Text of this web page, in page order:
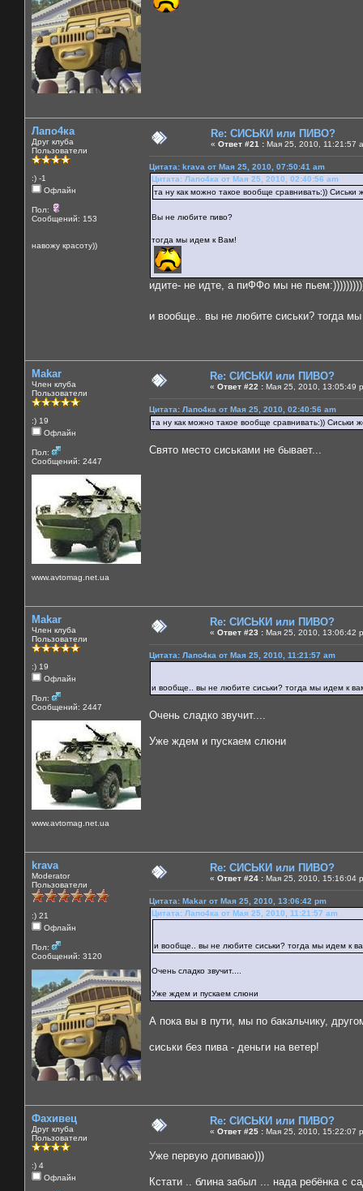
Лапо4ка
Друг клуба
Пользователи
:) -1
Офлайн
Пол:
Сообщений: 153
навожу красоту))
Re: СИСЬКИ или ПИВО?
« Ответ #21 : Мая 25, 2010, 11:21:57
Цитата: krava от Мая 25, 2010, 07:50:41 am
Цитата: Лапо4ка от Мая 25, 2010, 02:40:56 am
та ну как можно такое вообще сравнивать:)) Сиськи
Вы не любите пиво?
тогда мы идем к Вам!
идите- не идте, а пиФФо мы не
и вообще.. вы не любите сиськи? тогда
Makar
Член клуба
Пользователи
:) 19
Офлайн
Пол:
Сообщений: 2447
www.avtomag.net.ua
Re: СИСЬКИ или ПИВО?
« Ответ #22 : Мая 25, 2010, 13:05:49
Цитата: Лапо4ка от Мая 25, 2010, 02:40:56 am
та ну как можно такое вообще сравнивать:)) Сиськи
Свято место сиськами не бывает...
Makar
Член клуба
Пользователи
:) 19
Офлайн
Пол:
Сообщений: 2447
www.avtomag.net.ua
Re: СИСЬКИ или ПИВО?
« Ответ #23 : Мая 25, 2010, 13:06:42
Цитата: Лапо4ка от Мая 25, 2010, 11:21:57 am
и вообще.. вы не любите сиськи? тогда мы идем к
Очень сладко звучит....
Уже ждем и пускаем слюни
krava
Moderator
Пользователи
:) 21
Офлайн
Пол:
Сообщений: 3120
Re: СИСЬКИ или ПИВО?
« Ответ #24 : Мая 25, 2010, 15:16:04
Цитата: Makar от Мая 25, 2010, 13:06:42 pm
Цитата: Лапо4ка от Мая 25, 2010, 11:21:57 am
и вообще.. вы не любите сиськи? тогда мы идем к
Очень сладко звучит....
Уже ждем и пускаем слюни
А пока вы в пути, мы по бакальчику,
сиськи без пива - деньги на ветер!
Фахивец
Друг клуба
Пользователи
:) 4
Офлайн
Re: СИСЬКИ или ПИВО?
« Ответ #25 : Мая 25, 2010, 15:22:07
Уже первую допиваю)))
Кстати .. блина забыл ... нада ребёнка с